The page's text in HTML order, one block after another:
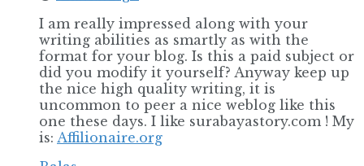
I am really impressed along with your
writing abilities as smartly as with the
format for your blog. Is this a paid subject or
did you modify it yourself? Anyway keep up
the nice high quality writing, it is
uncommon to peer a nice weblog like this
one these days. I like surabayastory.com ! My
is: Affilionaire.org